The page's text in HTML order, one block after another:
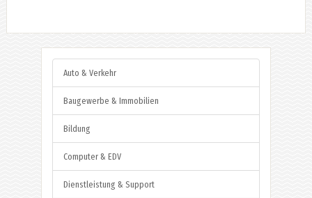
Auto & Verkehr
Baugewerbe & Immobilien
Bildung
Computer & EDV
Dienstleistung & Support